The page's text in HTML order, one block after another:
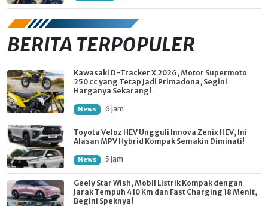
BERITA TERPOPULER
Kawasaki D-Tracker X 2026, Motor Supermoto
250 cc yang Tetap Jadi Primadona, Segini
Harganya Sekarang!
News 6 jam
Toyota Veloz HEV Ungguli Innova Zenix HEV, Ini
Alasan MPV Hybrid Kompak Semakin Diminati!
News 5 jam
Geely Star Wish, Mobil Listrik Kompak dengan
Jarak Tempuh 410 Km dan Fast Charging 18 Menit,
Begini Speknya!